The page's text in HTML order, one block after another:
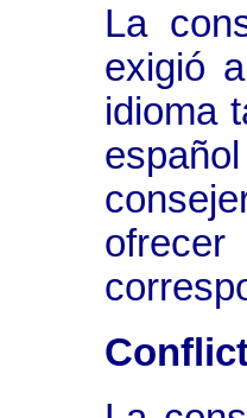
La
exigió
idioma
ofrecer